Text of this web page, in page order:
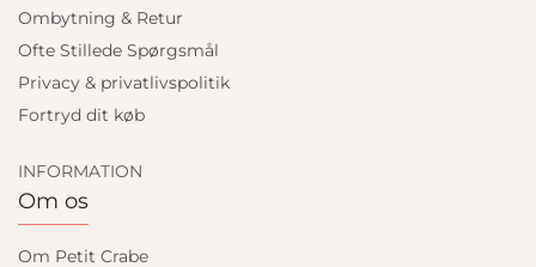
Ombytning & Retur
Ofte Stillede Spørgsmål
Privacy & privatlivspolitik
Fortryd dit køb
INFORMATION
Om os
Om Petit Crabe